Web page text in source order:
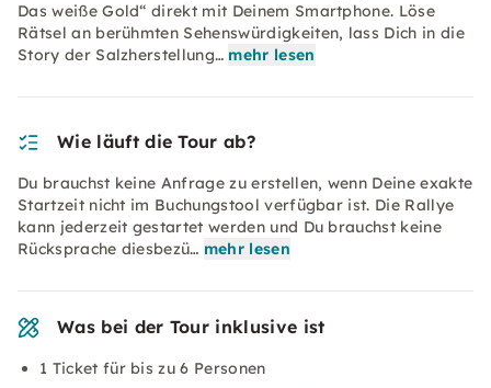
Das weiße Gold“ direkt mit Deinem Smartphone. Löse
Rätsel an berühmten Sehenswürdigkeiten, lass Dich in die
Story der Salzherstellung… mehr lesen
Wie läuft die Tour ab?
Du brauchst keine Anfrage zu erstellen, wenn Deine exakte
Startzeit nicht im Buchungstool verfügbar ist. Die Rallye
kann jederzeit gestartet werden und Du brauchst keine
Rücksprache diesbezü… mehr lesen
Was bei der Tour inklusive ist
1 Ticket für bis zu 6 Personen